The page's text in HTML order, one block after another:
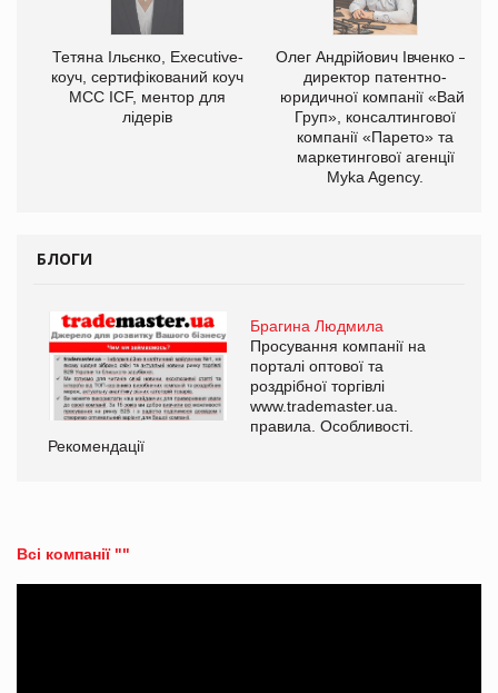
Тетяна Ільєнко, Executive-
коуч, сертифікований коуч
МСС ICF, ментор для
лідерів
Олег Андрійович Івченко —
директор патентно-
юридичної компанії «Вайз
Груп», консалтингової
компанії «Парето» та
маркетингової агенції
Myka Agency.
БЛОГИ
Брагина Людмила
Просування компанії на
порталі оптової та
роздрібної торгівлі
www.trademaster.ua.
правила. Особливості.
Рекомендації
Всі компанії ""